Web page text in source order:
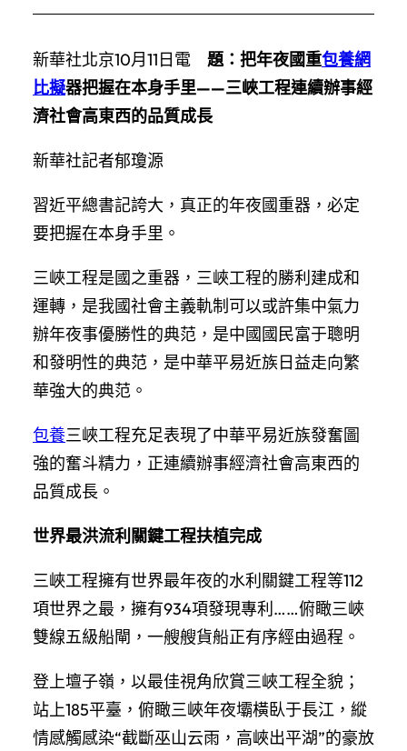
新華社北京10月11日電 題：把年夜國重包養網
比擬器把握在本身手里——三峽工程連續辦事經
濟社會高東西的品質成長
新華社記者郁瓊源
習近平總書記誇大，真正的年夜國重器，必定
要把握在本身手里。
三峽工程是國之重器，三峽工程的勝利建成和
運轉，是我國社會主義軌制可以或許集中氣力
辦年夜事優勝性的典范，是中國國民富于聰明
和發明性的典范，是中華平易近族日益走向繁
華強大的典范。
包養三峽工程充足表現了中華平易近族發奮圖
強的奮斗精力，正連續辦事經濟社會高東西的
品質成長。
世界最洪流利關鍵工程扶植完成
三峽工程擁有世界最年夜的水利關鍵工程等112
項世界之最，擁有934項發現專利……俯瞰三峽
雙線五級船閘，一艘艘貨船正有序經由過程。
登上壇子嶺，以最佳視角欣賞三峽工程全貌；
站上185平臺，俯瞰三峽年夜壩橫臥于長江，縱
情感觸感染“截斷巫山云雨，高峽出平湖”的豪放